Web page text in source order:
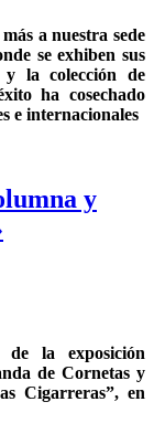
a nuestra sede
se exhiben sus
y la colección de
ha cosechado
e internacionales
y
la exposición
de Cornetas y
Cigarreras”, en